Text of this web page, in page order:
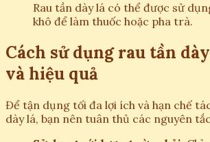
Rau tần dày lá có thể được sử
khô để làm thuốc hoặc pha trà.
Cách sử dụng rau tần
và hiệu quả
Để tận dụng tối đa lợi ích và hạn chế
dày lá, bạn nên tuân thủ các nguyên